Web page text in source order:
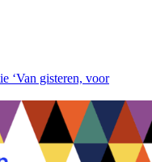
‘Van gisteren, voor